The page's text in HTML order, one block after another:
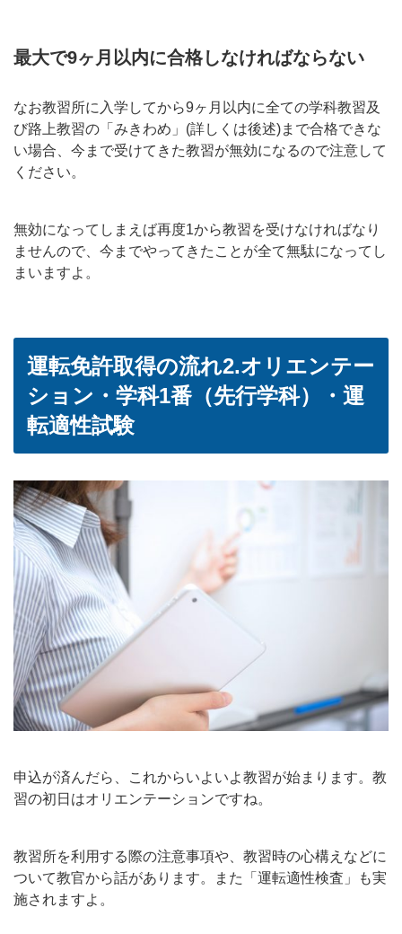
最大で9ヶ月以内に合格しなければならない
なお教習所に入学してから9ヶ月以内に全ての学科教習及
び路上教習の「みきわめ」(詳しくは後述)まで合格できな
い場合、今まで受けてきた教習が無効になるので注意して
ください。
無効になってしまえば再度1から教習を受けなければなり
ませんので、今までやってきたことが全て無駄になってし
まいますよ。
運転免許取得の流れ2.オリエンテー
ション・学科1番（先行学科）・運
転適性試験
申込が済んだら、これからいよいよ教習が始まります。教
習の初日はオリエンテーションですね。
教習所を利用する際の注意事項や、教習時の心構えなどに
ついて教官から話があります。また「運転適性検査」も実
施されますよ。